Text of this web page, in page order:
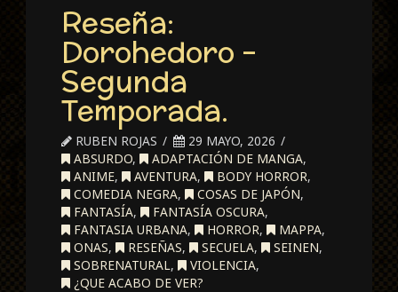
Reseña:
Dorohedoro –
Segunda
Temporada.
RUBEN ROJAS
29 MAYO, 2026
ABSURDO, ADAPTACIÓN DE MANGA,
ANIME, AVENTURA, BODY HORROR,
COMEDIA NEGRA, COSAS DE JAPÓN,
FANTASÍA, FANTASÍA OSCURA,
FANTASIA URBANA, HORROR, MAPPA,
ONAS, RESEÑAS, SECUELA, SEINEN,
SOBRENATURAL, VIOLENCIA,
¿QUE ACABO DE VER?